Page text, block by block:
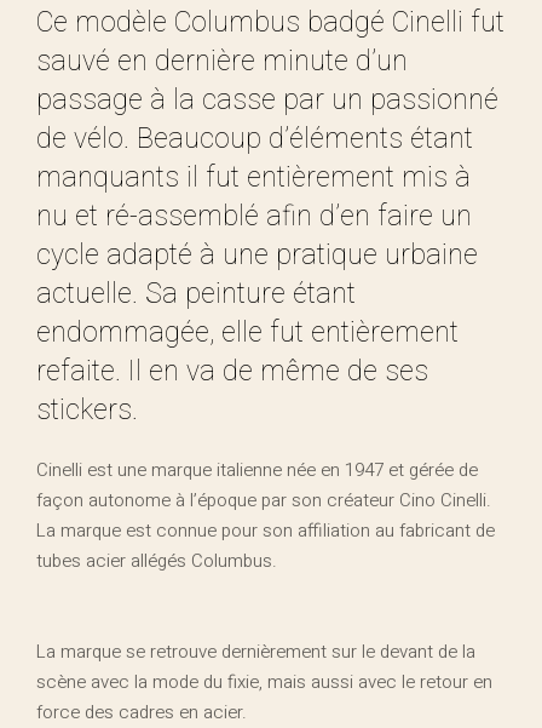
Ce modèle Columbus badgé Cinelli fut
sauvé en dernière minute d’un
passage à la casse par un passionné
de vélo. Beaucoup d’éléments étant
manquants il fut entièrement mis à
nu et ré-assemblé afin d’en faire un
cycle adapté à une pratique urbaine
actuelle. Sa peinture étant
endommagée, elle fut entièrement
refaite. Il en va de même de ses
stickers.
Cinelli est une marque italienne née en 1947 et gérée de
façon autonome à l’époque par son créateur Cino Cinelli.
La marque est connue pour son affiliation au fabricant de
tubes acier allégés Columbus.
La marque se retrouve dernièrement sur le devant de la
scène avec la mode du fixie, mais aussi avec le retour en
force des cadres en acier.